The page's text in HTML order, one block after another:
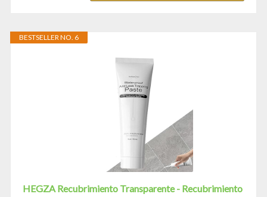
BESTSELLER NO. 6
HEGZA Recubrimiento Transparente - Recubrimiento